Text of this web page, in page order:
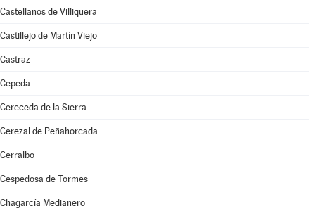
Castellanos de Villiquera
Castillejo de Martín Viejo
Castraz
Cepeda
Cereceda de la Sierra
Cerezal de Peñahorcada
Cerralbo
Cespedosa de Tormes
Chagarcía Medianero